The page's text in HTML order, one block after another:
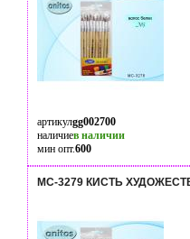
артикулgg002700
наличиев наличии
мин опт.600
МС-3279 КИСТЬ